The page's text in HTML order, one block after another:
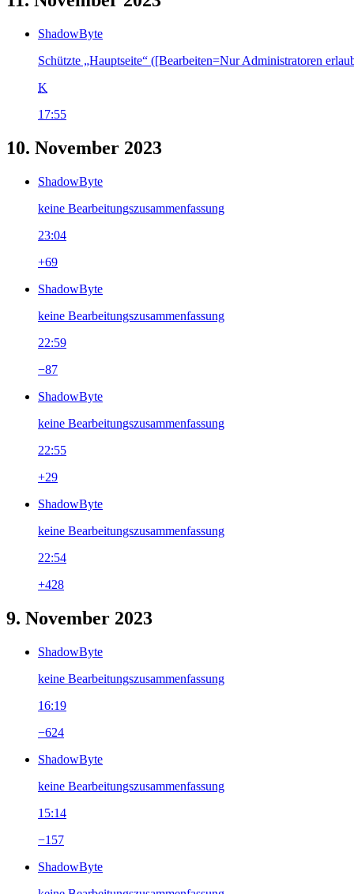
ShadowByte
Schützte „Hauptseite“ ([Bearbeiten=Nur Administratoren
K
17:55
10. November 2023
ShadowByte
keine Bearbeitungszusammenfassung
23:04
+69
ShadowByte
keine Bearbeitungszusammenfassung
22:59
−87
ShadowByte
keine Bearbeitungszusammenfassung
22:55
+29
ShadowByte
keine Bearbeitungszusammenfassung
22:54
+428
9. November 2023
ShadowByte
keine Bearbeitungszusammenfassung
16:19
−624
ShadowByte
keine Bearbeitungszusammenfassung
15:14
−157
ShadowByte